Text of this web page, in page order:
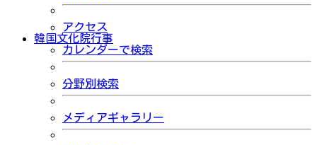
アクセス
韓国文化院行事
カレンダーで検索
分野別検索
メディアギャラリー